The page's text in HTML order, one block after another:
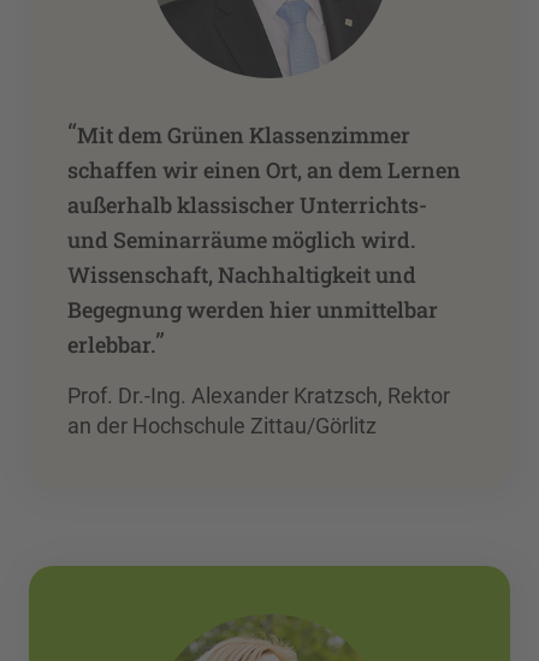
“Mit dem Grünen Klassenzimmer
schaffen wir einen Ort, an dem Lernen
außerhalb klassischer Unterrichts-
und Seminarräume möglich wird.
Wissenschaft, Nachhaltigkeit und
Begegnung werden hier unmittelbar
erlebbar.”
Prof. Dr.-Ing. Alexander Kratzsch, Rektor
an der Hochschule Zittau/Görlitz